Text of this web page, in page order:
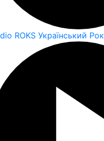
ROKS Український Рок